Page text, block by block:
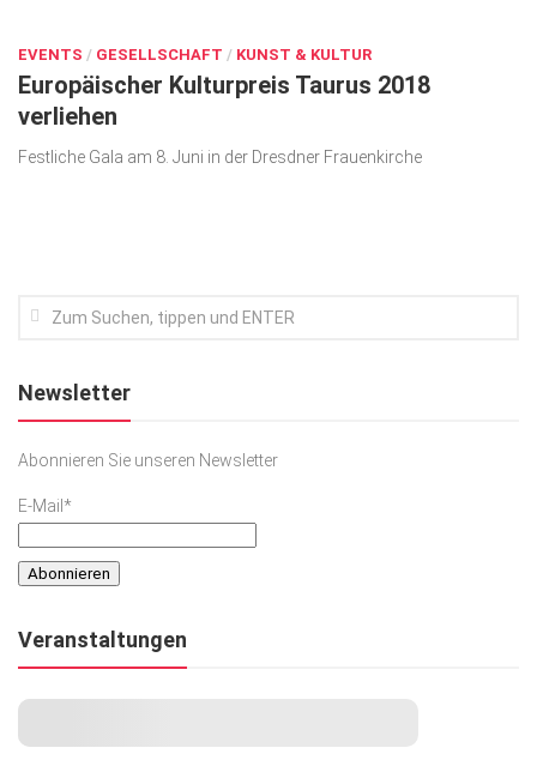
Geschäft
gesund & schön
Gesellschaft
Podcast
EVENTS / GESELLSCHAFT / KUNST & KULTUR
Europäischer Kulturpreis Taurus 2018
verliehen
Festliche Gala am 8. Juni in der Dresdner Frauenkirche
Newsletter
Abonnieren Sie unseren Newsletter
E-Mail*
Veranstaltungen